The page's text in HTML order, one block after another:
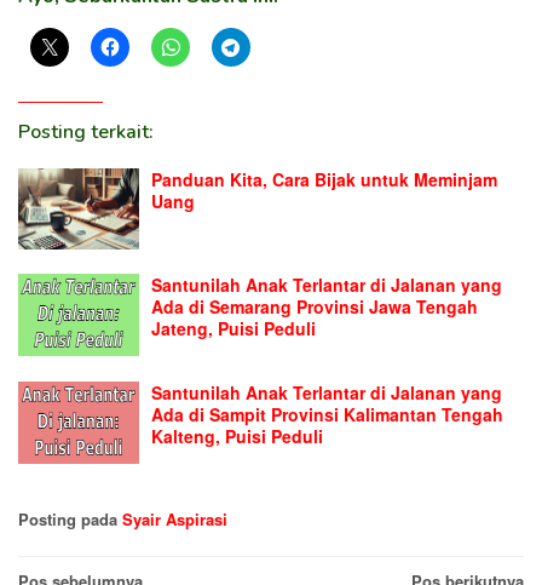
Posting terkait:
Panduan Kita, Cara Bijak untuk Meminjam
Uang
Santunilah Anak Terlantar di Jalanan yang
Ada di Semarang Provinsi Jawa Tengah
Jateng, Puisi Peduli
Santunilah Anak Terlantar di Jalanan yang
Ada di Sampit Provinsi Kalimantan Tengah
Kalteng, Puisi Peduli
Posting pada Syair Aspirasi